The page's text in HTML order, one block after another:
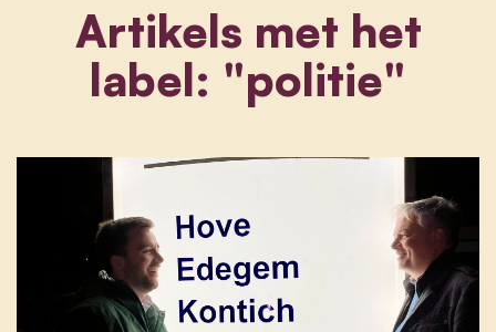
Artikels met het
label: "politie"